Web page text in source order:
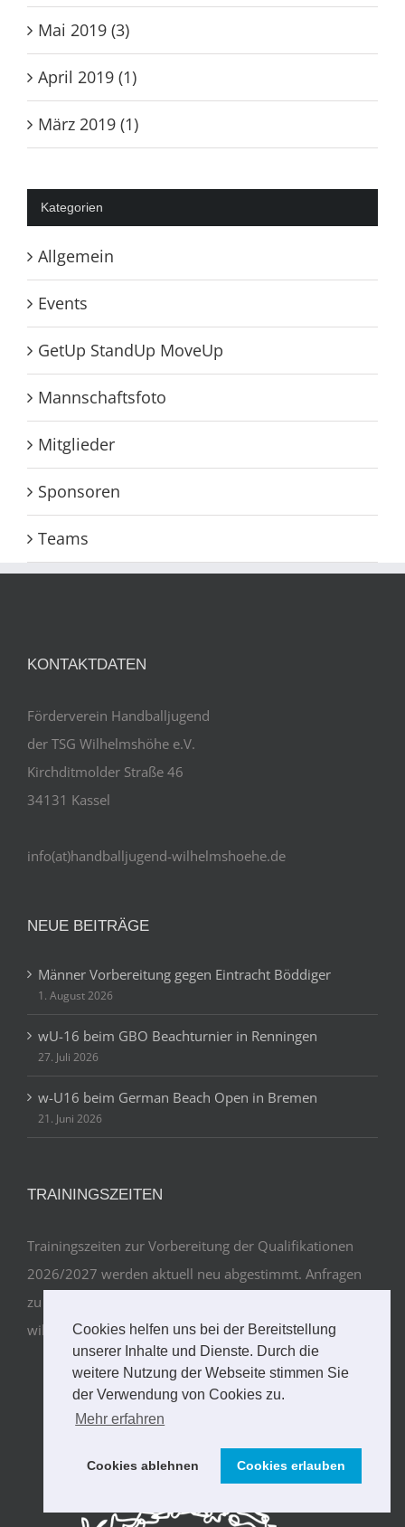
Cookies helfen uns bei der Bereitstellung
unserer Inhalte und Dienste. Durch die
weitere Nutzung der Webseite stimmen Sie
der Verwendung von Cookies zu.
Mehr erfahren
Cookies ablehnen Cookies erlauben
Mai 2019 (3)
April 2019 (1)
März 2019 (1)
Kategorien
Allgemein
Events
GetUp StandUp MoveUp
Mannschaftsfoto
Mitglieder
Sponsoren
Teams
KONTAKTDATEN
Förderverein Handballjugend
der TSG Wilhelmshöhe e.V.
Kirchditmolder Straße 46
34131 Kassel
info(at)handballjugend-wilhelmshoehe.de
NEUE BEITRÄGE
Männer Vorbereitung gegen Eintracht Böddiger
1. August 2026
wU-16 beim GBO Beachturnier in Renningen
27. Juli 2026
w-U16 beim German Beach Open in Bremen
21. Juni 2026
TRAININGSZEITEN
Trainingszeiten zur Vorbereitung der Qualifikationen
2026/2027 werden aktuell neu abgestimmt. Anfragen
zu Probetrainings bitte über info(at)handballjugend-
wilhelmshoehe.de